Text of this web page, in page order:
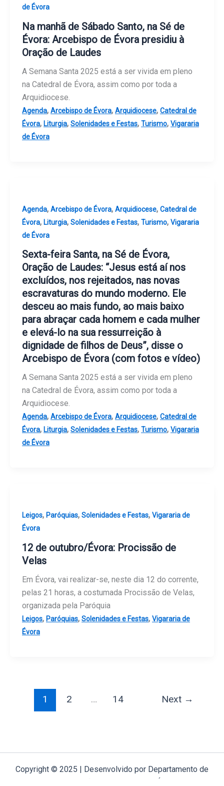
de Évora
Na manhã de Sábado Santo, na Sé de
Évora: Arcebispo de Évora presidiu à
Oração de Laudes
A Semana Santa 2025 está a ser vivida em pleno
na Catedral de Évora, assim como por toda a
Arquidiocese.
Agenda, Arcebispo de Évora, Arquidiocese, Catedral de
Évora, Liturgia, Solenidades e Festas, Turismo, Vigararia
de Évora
Agenda, Arcebispo de Évora, Arquidiocese, Catedral de
Évora, Liturgia, Solenidades e Festas, Turismo, Vigararia
de Évora
Sexta-feira Santa, na Sé de Évora,
Oração de Laudes: “Jesus está aí nos
excluídos, nos rejeitados, nas novas
escravaturas do mundo moderno. Ele
desceu ao mais fundo, ao mais baixo
para abraçar cada homem e cada mulher
e elevá-lo na sua ressurreição à
dignidade de filhos de Deus”, disse o
Arcebispo de Évora (com fotos e vídeo)
A Semana Santa 2025 está a ser vivida em pleno
na Catedral de Évora, assim como por toda a
Arquidiocese.
Agenda, Arcebispo de Évora, Arquidiocese, Catedral de
Évora, Liturgia, Solenidades e Festas, Turismo, Vigararia
de Évora
Leigos, Paróquias, Solenidades e Festas, Vigararia de
Évora
12 de outubro/Évora: Procissão de
Velas
Em Évora, vai realizar-se, neste dia 12 do corrente,
pelas 21 horas, a costumada Procissão de Velas,
organizada pela Paróquia
Leigos, Paróquias, Solenidades e Festas, Vigararia de
Évora
1 2 … 14 Next →
Copyright © 2025 | Desenvolvido por Departamento de